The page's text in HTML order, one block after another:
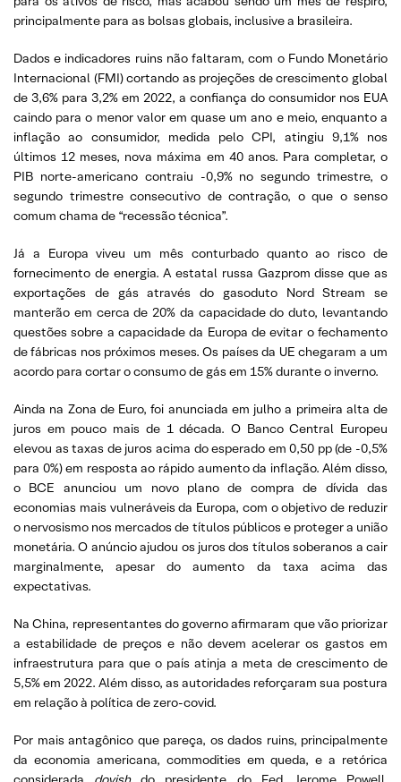
principalmente para as bolsas globais, inclusive a brasileira.
Dados e indicadores ruins não faltaram, com o Fundo Monetário
Internacional (FMI) cortando as projeções de crescimento global
de 3,6% para 3,2% em 2022, a confiança do consumidor nos EUA
caindo para o menor valor em quase um ano e meio, enquanto a
inflação ao consumidor, medida pelo CPI, atingiu 9,1% nos
últimos 12 meses, nova máxima em 40 anos. Para completar, o
PIB norte-americano contraiu -0,9% no segundo trimestre, o
segundo trimestre consecutivo de contração, o que o senso
comum chama de “recessão técnica”.
Já a Europa viveu um mês conturbado quanto ao risco de
fornecimento de energia. A estatal russa Gazprom disse que as
exportações de gás através do gasoduto Nord Stream se
manterão em cerca de 20% da capacidade do duto, levantando
questões sobre a capacidade da Europa de evitar o fechamento
de fábricas nos próximos meses. Os países da UE chegaram a um
acordo para cortar o consumo de gás em 15% durante o inverno.
Ainda na Zona de Euro, foi anunciada em julho a primeira alta de
juros em pouco mais de 1 década. O Banco Central Europeu
elevou as taxas de juros acima do esperado em 0,50 pp (de -0,5%
para 0%) em resposta ao rápido aumento da inflação. Além disso,
o BCE anunciou um novo plano de compra de dívida das
economias mais vulneráveis da Europa, com o objetivo de reduzir
o nervosismo nos mercados de títulos públicos e proteger a união
monetária. O anúncio ajudou os juros dos títulos soberanos a cair
marginalmente, apesar do aumento da taxa acima das
expectativas.
Na China, representantes do governo afirmaram que vão priorizar
a estabilidade de preços e não devem acelerar os gastos em
infraestrutura para que o país atinja a meta de crescimento de
5,5% em 2022. Além disso, as autoridades reforçaram sua postura
em relação à política de zero-covid.
Por mais antagônico que pareça, os dados ruins, principalmente
da economia americana, commodities em queda, e a retórica